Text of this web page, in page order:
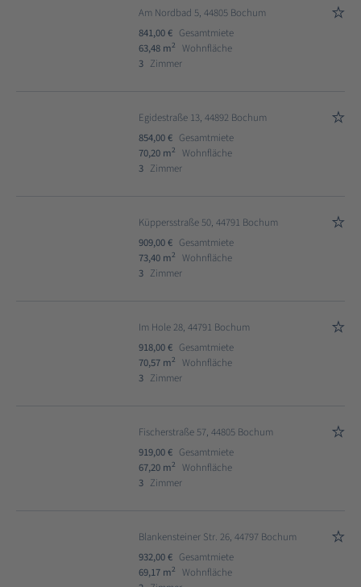
Am Nordbad 5, 44805 Bochum
841,00 € Gesamtmiete
63,48 m2
Wohnfläche
3 Zimmer
Egidestraße 13, 44892 Bochum
854,00 € Gesamtmiete
70,20 m2
Wohnfläche
3 Zimmer
Küppersstraße 50, 44791 Bochum
909,00 € Gesamtmiete
73,40 m2
Wohnfläche
3 Zimmer
Im Hole 28, 44791 Bochum
918,00 € Gesamtmiete
70,57 m2
Wohnfläche
3 Zimmer
Fischerstraße 57, 44805 Bochum
919,00 € Gesamtmiete
67,20 m2
Wohnfläche
3 Zimmer
Blankensteiner Str. 26, 44797 Bochum
932,00 € Gesamtmiete
69,17 m2
Wohnfläche